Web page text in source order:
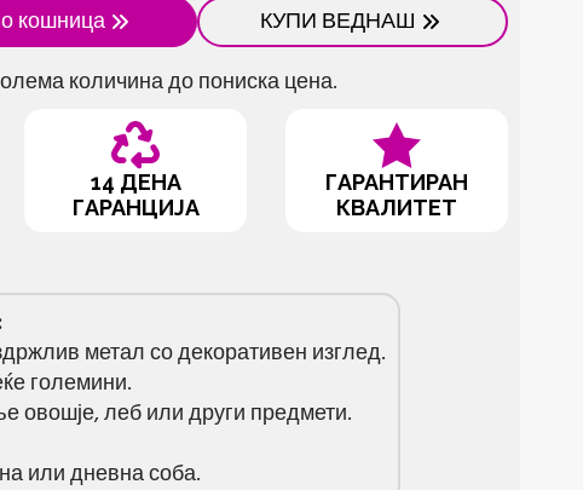
кошница
КУПИ ВЕДНАШ
количина до пониска цена.
14 ДЕНА
ГАРАНЦИЈА
ГАРАНТИРАН
КВАЛИТЕТ
метал со декоративен изглед.
големини.
овошје, леб или други предмети.
или дневна соба.